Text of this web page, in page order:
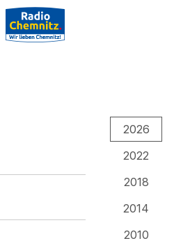
2026
2022
2018
2014
2010